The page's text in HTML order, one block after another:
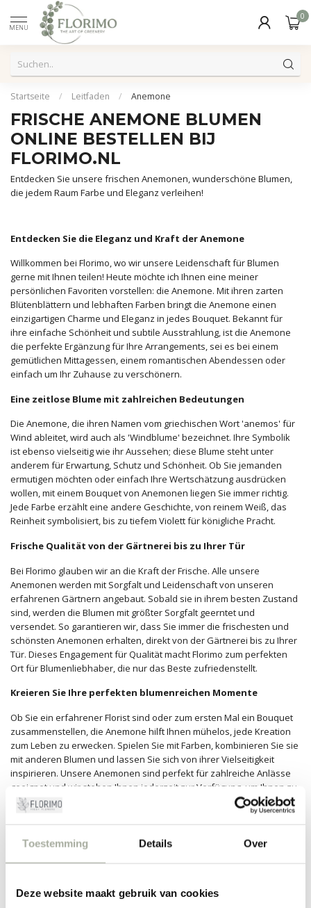
Toestemming Details Over
Deze website maakt gebruik van cookies
MENU
0
Startseite / Leitfaden / Anemone
FRISCHE ANEMONE BLUMEN
ONLINE BESTELLEN BIJ
FLORIMO.NL
Entdecken Sie unsere frischen Anemonen, wunderschöne Blumen,
die jedem Raum Farbe und Eleganz verleihen!
Entdecken Sie die Eleganz und Kraft der Anemone
Willkommen bei Florimo, wo wir unsere Leidenschaft für Blumen
gerne mit Ihnen teilen! Heute möchte ich Ihnen eine meiner
persönlichen Favoriten vorstellen: die Anemone. Mit ihren zarten
Blütenblättern und lebhaften Farben bringt die Anemone einen
einzigartigen Charme und Eleganz in jedes Bouquet. Bekannt für
ihre einfache Schönheit und subtile Ausstrahlung, ist die Anemone
die perfekte Ergänzung für Ihre Arrangements, sei es bei einem
gemütlichen Mittagessen, einem romantischen Abendessen oder
einfach um Ihr Zuhause zu verschönern.
Eine zeitlose Blume mit zahlreichen Bedeutungen
Die Anemone, die ihren Namen vom griechischen Wort 'anemos' für
Wind ableitet, wird auch als 'Windblume' bezeichnet. Ihre Symbolik
ist ebenso vielseitig wie ihr Aussehen; diese Blume steht unter
anderem für Erwartung, Schutz und Schönheit. Ob Sie jemanden
ermutigen möchten oder einfach Ihre Wertschätzung ausdrücken
wollen, mit einem Bouquet von Anemonen liegen Sie immer richtig.
Jede Farbe erzählt eine andere Geschichte, von reinem Weiß, das
Reinheit symbolisiert, bis zu tiefem Violett für königliche Pracht.
Frische Qualität von der Gärtnerei bis zu Ihrer Tür
Bei Florimo glauben wir an die Kraft der Frische. Alle unsere
Anemonen werden mit Sorgfalt und Leidenschaft von unseren
erfahrenen Gärtnern angebaut. Sobald sie in ihrem besten Zustand
sind, werden die Blumen mit größter Sorgfalt geerntet und
versendet. So garantieren wir, dass Sie immer die frischesten und
schönsten Anemonen erhalten, direkt von der Gärtnerei bis zu Ihrer
Tür. Dieses Engagement für Qualität macht Florimo zum perfekten
Ort für Blumenliebhaber, die nur das Beste zufriedenstellt.
Kreieren Sie Ihre perfekten blumenreichen Momente
Ob Sie ein erfahrener Florist sind oder zum ersten Mal ein Bouquet
zusammenstellen, die Anemone hilft Ihnen mühelos, jede Kreation
zum Leben zu erwecken. Spielen Sie mit Farben, kombinieren Sie sie
mit anderen Blumen und lassen Sie sich von ihrer Vielseitigkeit
inspirieren. Unsere Anemonen sind perfekt für zahlreiche Anlässe
geeignet und wir stehen Ihnen jederzeit zur Verfügung, um Ihnen zu
helfen, das perfekte Bouquet zusammenzustellen. Schauen Sie
noch heute in unserem Webshop vorbei und entdecken Sie die